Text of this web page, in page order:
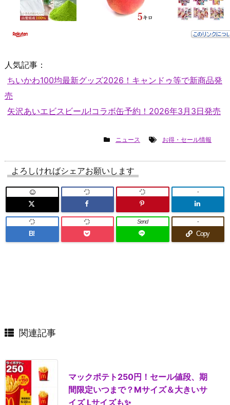
人気記事：
ちいかわ100均最新グッズ2026！キャンドゥ等で新商品発
売
矢沢あいエビスビール!コラボ缶予約！2026年3月3日発売
ニュース お得・セール情報
よろしければシェアお願いします
-
B!
Send
Copy
-
関連記事
マックポテト250円！セール値段、期
間限定いつまで？Mサイズ＆大きいサ
イズ Lサイズも✨